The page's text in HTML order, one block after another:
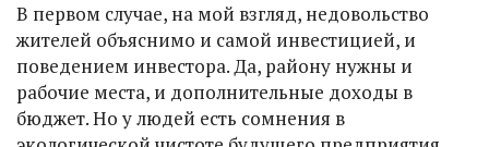
В первом случае, на мой взгляд, недовольство
жителей объяснимо и самой инвестицией, и
поведением инвестора. Да, району нужны и
рабочие места, и дополнительные доходы в
бюджет. Но у людей есть сомнения в